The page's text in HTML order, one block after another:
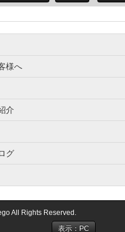
様へ
介
グ
All Rights Reserved.
表示：PC